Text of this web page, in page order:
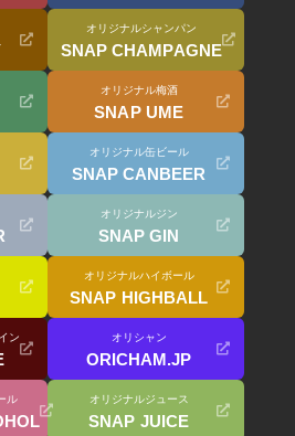
オリジナルシャンパン
SNAP CHAMPAGNE
オリジナル梅酒
SNAP UME
オリジナル缶ビール
SNAP CANBEER
オリジナルジン
SNAP GIN
オリジナルハイボール
SNAP HIGHBALL
ン オリシャン
ORICHAM.JP
ル オリジナルジュース
SNAP JUICE